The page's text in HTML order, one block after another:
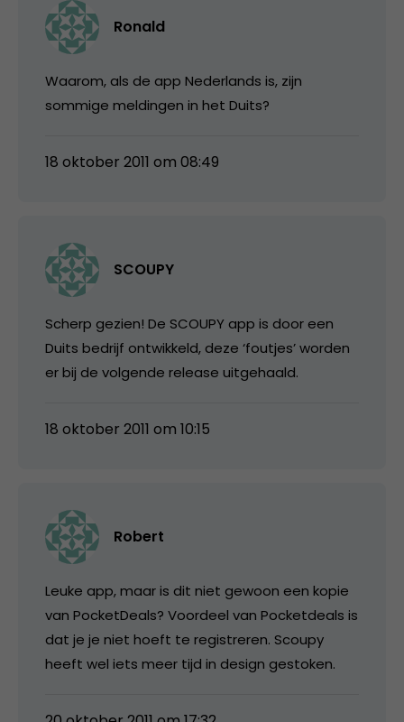
Ronald
Waarom, als de app Nederlands is, zijn
sommige meldingen in het Duits?
18 oktober 2011 om 08:49
SCOUPY
Scherp gezien! De SCOUPY app is door een
Duits bedrijf ontwikkeld, deze ‘foutjes’ worden
er bij de volgende release uitgehaald.
18 oktober 2011 om 10:15
Robert
Leuke app, maar is dit niet gewoon een kopie
van PocketDeals? Voordeel van Pocketdeals is
dat je je niet hoeft te registreren. Scoupy
heeft wel iets meer tijd in design gestoken.